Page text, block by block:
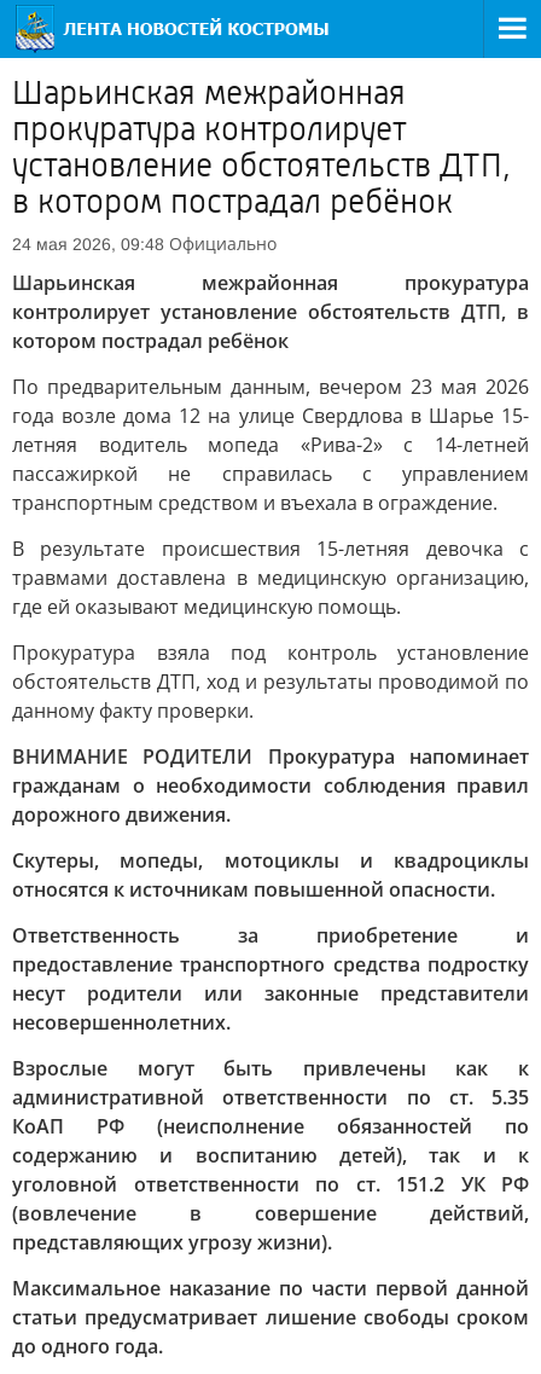
Шарьинская межрайонная
прокуратура контролирует
установление обстоятельств ДТП,
в котором пострадал ребёнок
24 мая 2026, 09:48 Официально
Шарьинская межрайонная прокуратура
контролирует установление обстоятельств ДТП, в
котором пострадал ребёнок
По предварительным данным, вечером 23 мая 2026
года возле дома 12 на улице Свердлова в Шарье 15-
летняя водитель мопеда «Рива-2» с 14-летней
пассажиркой не справилась с управлением
транспортным средством и въехала в ограждение.
В результате происшествия 15-летняя девочка с
травмами доставлена в медицинскую организацию,
где ей оказывают медицинскую помощь.
Прокуратура взяла под контроль установление
обстоятельств ДТП, ход и результаты проводимой по
данному факту проверки.
ВНИМАНИЕ РОДИТЕЛИ Прокуратура напоминает
гражданам о необходимости соблюдения правил
дорожного движения.
Скутеры, мопеды, мотоциклы и квадроциклы
относятся к источникам повышенной опасности.
Ответственность за приобретение и
предоставление транспортного средства подростку
несут родители или законные представители
несовершеннолетних.
Взрослые могут быть привлечены как к
административной ответственности по ст. 5.35
КоАП РФ (неисполнение обязанностей по
содержанию и воспитанию детей), так и к
уголовной ответственности по ст. 151.2 УК РФ
(вовлечение в совершение действий,
представляющих угрозу жизни).
Максимальное наказание по части первой данной
статьи предусматривает лишение свободы сроком
до одного года.